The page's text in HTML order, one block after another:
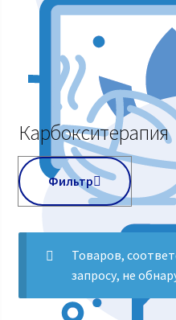
Уход и
Аппараты
Курсы
Карбокситерапия
Фильтр
Товаров,
запросу, не